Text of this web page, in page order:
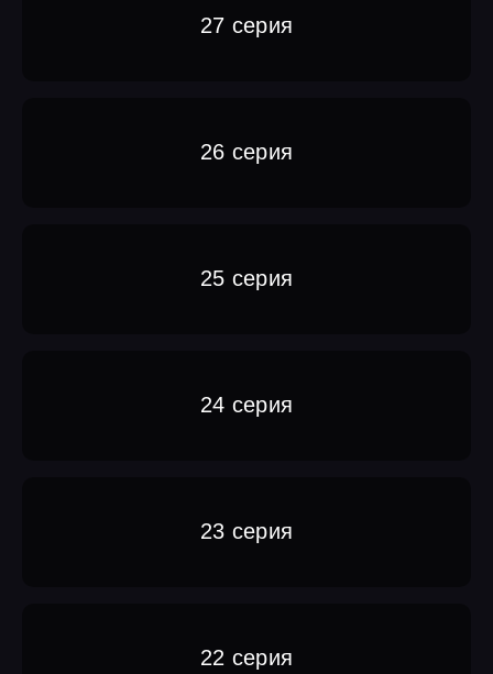
27 серия
26 серия
25 серия
24 серия
23 серия
22 серия